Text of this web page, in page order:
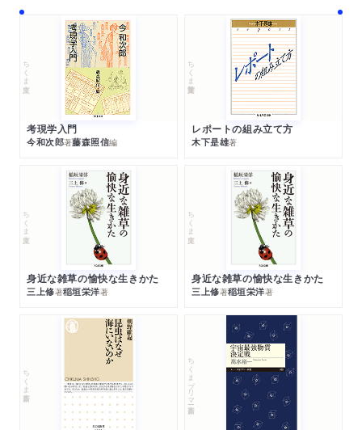
ちくま文庫
考現学入門
今和次郎著藤森照信編
ちくま学芸文庫
レポートの組み立て方
木下是雄著
ちくま文庫
身近な雑草の愉快な生きかた
三上修著稲垣栄洋著
ちくま文庫
身近な雑草の愉快な生きかた
三上修著稲垣栄洋著
ちくま新書 ちくまプリマー新書